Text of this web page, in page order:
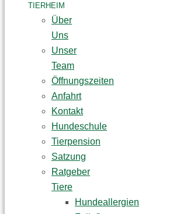
TIERHEIM
Über
Uns
Unser
Team
Öffnungszeiten
Anfahrt
Kontakt
Hundeschule
Tierpension
Satzung
Ratgeber
Tiere
Hundeallergien